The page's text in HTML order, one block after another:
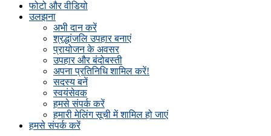
फोटो और वीडियो
उलझना
अभी दान करें
श्रद्धांजलि उपहार बनाएं
प्रायोजन के अवसर
उपहार और बंदोबस्ती
अपना प्रतिनिधि शामिल करें!
सदस्य बनें
स्वयंसेवक
हमसे संपर्क करें
हमारी मेलिंग सूची में शामिल हो जाएं
हमसे संपर्क करें